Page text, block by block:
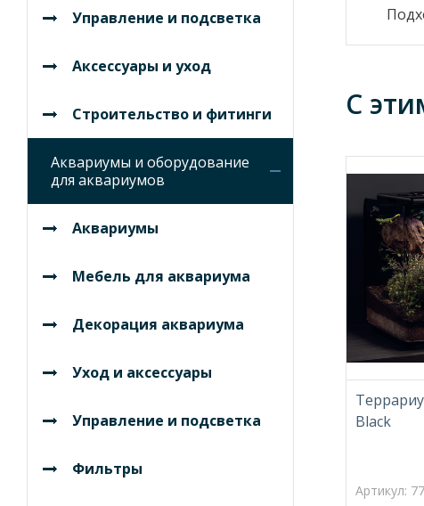
Управление и подсветка
Аксессуары и уход
Строительство и фитинги
Аквариумы и оборудование
для аквариумов
Аквариумы
Мебель для аквариума
Декорация аквариума
Уход и аксессуары
Управление и подсветка
Фильтры
С
Black
Артикул: